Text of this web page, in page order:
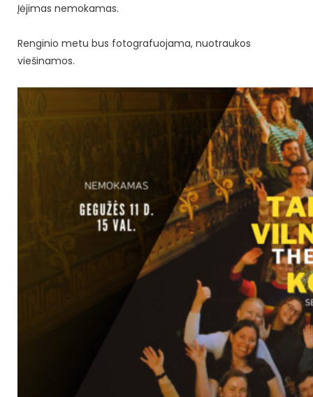
Įėjimas nemokamas.
Renginio metu bus fotografuojama, nuotraukos
viešinamos.